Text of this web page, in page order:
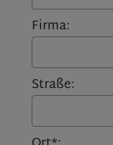
Firma:
Straße: